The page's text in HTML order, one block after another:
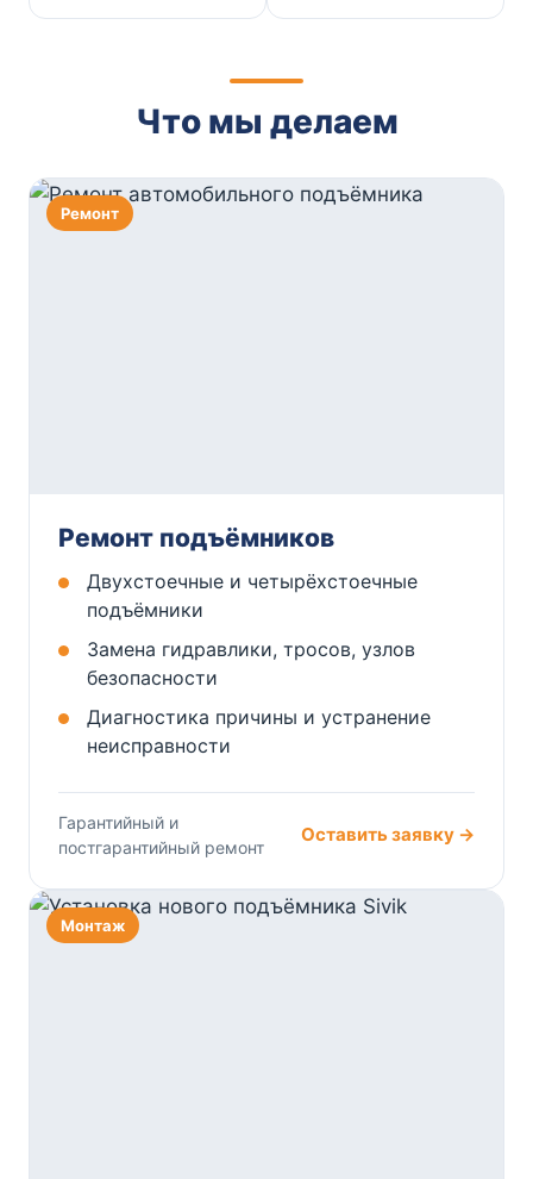
Что мы делаем
Ремонт
Ремонт подъёмников
Двухстоечные и четырёхстоечные
подъёмники
Замена гидравлики, тросов, узлов
безопасности
Диагностика причины и устранение
неисправности
Гарантийный и
постгарантийный ремонт
Оставить заявку →
Монтаж